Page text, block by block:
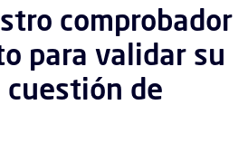
comprobador
para validar su
de